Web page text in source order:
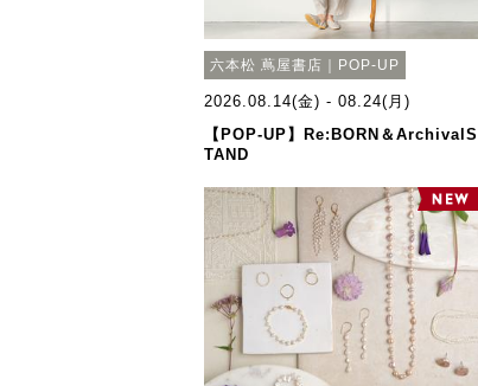
六本松 蔦屋書店｜POP-UP
2026.08.14(金) - 08.24(月)
【POP-UP】Re:BORN＆ArchivalS
TAND